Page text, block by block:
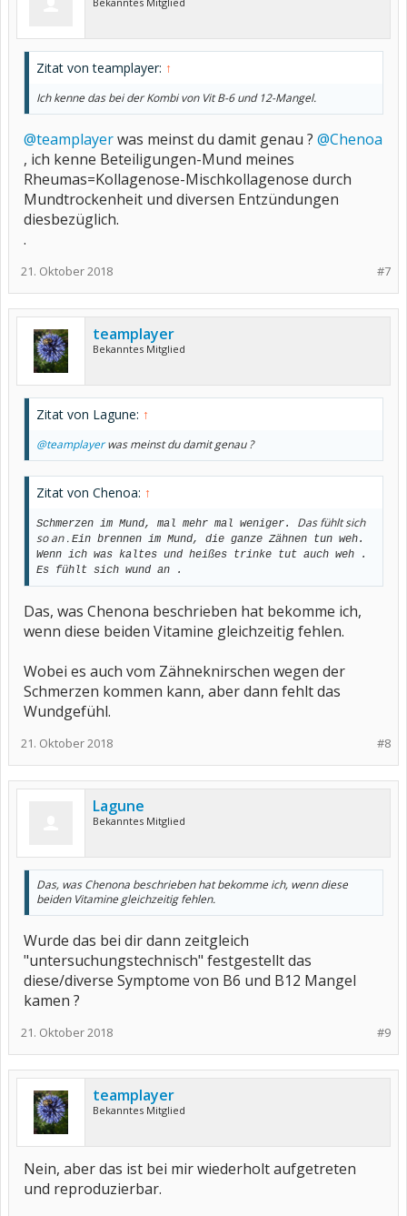
Zitat von teamplayer: ↑
Ich kenne das bei der Kombi von Vit B-6 und 12-Mangel.
@teamplayerwas meinst du damit genau ? @Chenoa
, ich kenne Beteiligungen-Mund meines
Rheumas=Kollagenose-Mischkollagenose durch
Mundtrockenheit und diversen Entzündungen
diesbezüglich.
.
#7
21. Oktober 2018
teamplayer
Bekanntes Mitglied
Zitat von Lagune: ↑
@teamplayerwas meinst du damit genau ?
Zitat von Chenoa: ↑
Schmerzen im Mund, mal mehr mal weniger. Das fühlt sich
so an . Ein brennen im Mund, die ganze Zähnen tun weh.
Wenn ich was kaltes und heißes trinke tut auch weh .
Es fühlt sich wund an .
Das, was Chenona beschrieben hat bekomme ich,
wenn diese beiden Vitamine gleichzeitig fehlen.
Wobei es auch vom Zähneknirschen wegen der
Schmerzen kommen kann, aber dann fehlt das
Wundgefühl.
#8
21. Oktober 2018
Lagune
Bekanntes Mitglied
Das, was Chenona beschrieben hat bekomme ich, wenn diese
beiden Vitamine gleichzeitig fehlen.
Wurde das bei dir dann zeitgleich
"untersuchungstechnisch" festgestellt das
diese/diverse Symptome von B6 und B12 Mangel
kamen ?
#9
21. Oktober 2018
teamplayer
Bekanntes Mitglied
Nein, aber das ist bei mir wiederholt aufgetreten
und reproduzierbar.